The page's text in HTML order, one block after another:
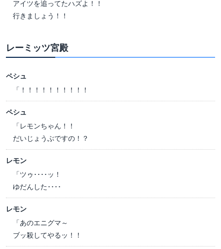
アイツを追ってたハズよ！！
行きましょう！！
レーミッツ宮殿
ペシュ
「！！！！！！！！！！
ペシュ
「レモンちゃん！！
だいじょうぶですの！？
レモン
「ツゥ････ッ！
ゆだんした････
レモン
「あのエニグマ～
ブッ殺してやるッ！！